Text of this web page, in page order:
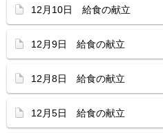
12月10日 給食の献立
12月9日 給食の献立
12月8日 給食の献立
12月5日 給食の献立